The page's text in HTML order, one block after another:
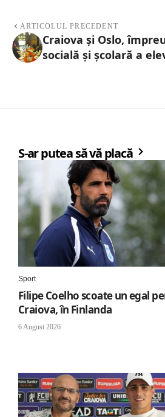
ARTICOLUL PRECEDENT
Craiova şi Oslo,
socială şi şcolară a
S-ar putea să vă placă
Sport
Filipe Coelho scoate un egal
Craiova, în Finlanda
6 August 2026